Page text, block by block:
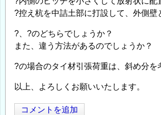
?控え杭を中詰土部に打設して、外側壁
?、?のどちらでしょうか？
また、違う方法があるのでしょうか？
?の場合のタイ材引張荷重は、斜め分を
以上、よろしくお願いいたします。
コメントを追加